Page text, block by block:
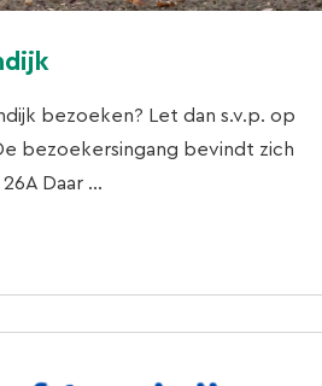
bezoeken? Let dan s.v.p. op
bezoekersingang bevindt zich
Daar ...